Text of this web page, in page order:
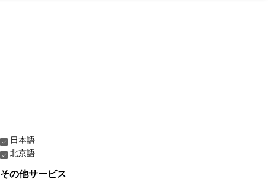
日本語
北京語
その他サービス